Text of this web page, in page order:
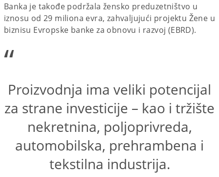
Banka je takođe podržala žensko preduzetništvo u
iznosu od 29 miliona evra, zahvaljujući projektu Žene u
biznisu Evropske banke za obnovu i razvoj (EBRD).
“
Proizvodnja ima veliki potencijal
za strane investicije – kao i tržište
nekretnina, poljoprivreda,
automobilska, prehrambena i
tekstilna industrija.